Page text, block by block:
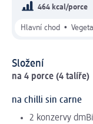
464 kcal/porce
Hlavní chod •
Složení
na 4 porce (4 talíře)
na chilli sin carne
2 konzervy